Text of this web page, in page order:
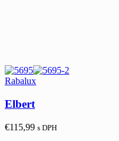
Rabalux
Elbert
€115,99 s DPH